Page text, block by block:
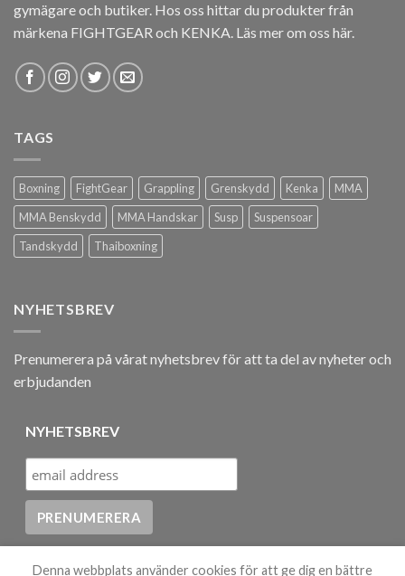
gymägare och butiker. Hos oss hittar du produkter från
märkena FIGHTGEAR och KENKA. Läs mer om oss här.
TAGS
Boxning FightGear Grappling Grenskydd Kenka
MMA
MMA Benskydd
MMA Handskar Susp
Suspensoar
Tandskydd
Thaiboxning
NYHETSBREV
Prenumerera på vårat nyhetsbrev för att ta del av nyheter och
erbjudanden
NYHETSBREV
Denna webbplats använder cookies för att ge dig en bättre